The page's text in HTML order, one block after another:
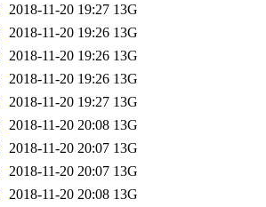
2018-11-20 19:27 13G
2018-11-20 19:26 13G
2018-11-20 19:26 13G
2018-11-20 19:26 13G
2018-11-20 19:27 13G
2018-11-20 20:08 13G
2018-11-20 20:07 13G
2018-11-20 20:07 13G
2018-11-20 20:08 13G